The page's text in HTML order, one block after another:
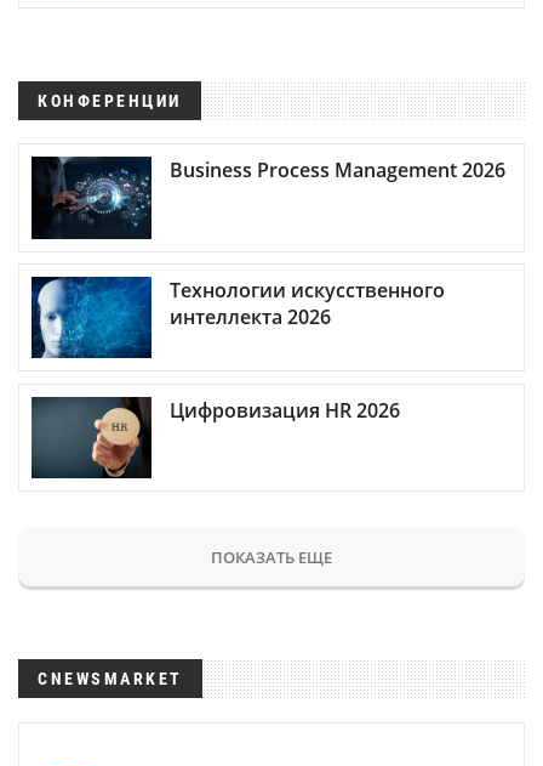
КОНФЕРЕНЦИИ
Business Process Management 2026
Технологии искусственного
интеллекта 2026
Цифровизация HR 2026
ПОКАЗАТЬ ЕЩЕ
CNEWSMARKET